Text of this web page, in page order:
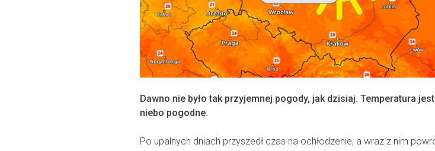
Dawno nie było tak przyjemnej pogody, jak dzisiaj. Temperatura
niebo pogodne.
Po upalnych dniach przyszedł czas na ochłodzenie, a wraz z nim